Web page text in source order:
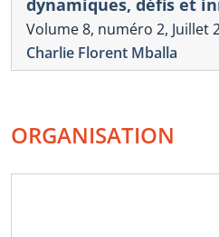
dynamiques, défis et
Volume 8, numéro 2, Juillet
Charlie Florent Mballa
ORGANISATION